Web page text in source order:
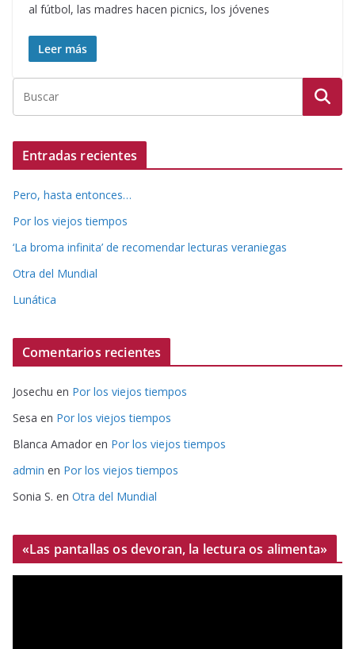
al fútbol, las madres hacen picnics, los jóvenes
Leer más
Entradas recientes
Pero, hasta entonces…
Por los viejos tiempos
‘La broma infinita’ de recomendar lecturas veraniegas
Otra del Mundial
Lunática
Comentarios recientes
Josechu en Por los viejos tiempos
Sesa en Por los viejos tiempos
Blanca Amador en Por los viejos tiempos
admin en Por los viejos tiempos
Sonia S. en Otra del Mundial
«Las pantallas os devoran, la lectura os alimenta»